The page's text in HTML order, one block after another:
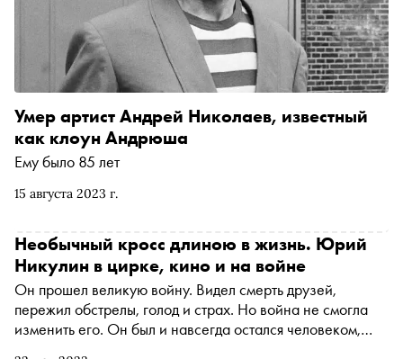
15 августа 2023 г.
Умер артист Андрей Николаев, известный
как клоун Андрюша
Ему было 85 лет
Необычный кросс длиною в жизнь. Юрий
Никулин в цирке, кино и на войне
Он прошел великую войну. Видел смерть друзей,
пережил обстрелы, голод и страх. Но война не смогла
изменить его. Он был и навсегда остался человеком,